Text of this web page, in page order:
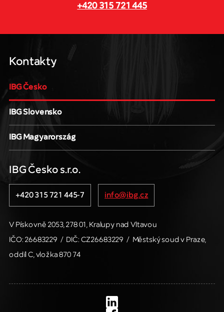
+420 315 721 445
Kontakty
IBG Česko
IBG Slovensko
IBG Magyarország
IBG Česko s.r.o.
+420 315 721 445-7 info@ibg.cz
V Pískovně 2053, 278 01, Kralupy nad Vltavou
IČO: 26683229 / DIČ: CZ26683229 / Městský soud v Praze,
oddíl C, vložka 870 74